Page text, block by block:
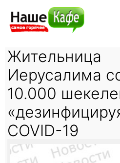
Жительница
Иерусалима
10.000
COVID-19